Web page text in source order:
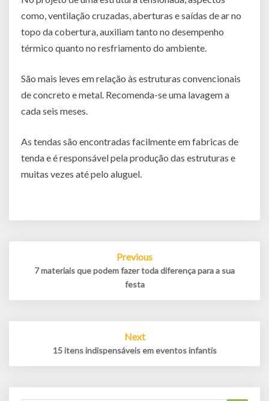
como, ventilação cruzadas, aberturas e saídas de ar no
topo da cobertura, auxiliam tanto no desempenho
térmico quanto no resfriamento do ambiente.
São mais leves em relação às estruturas convencionais
de concreto e metal. Recomenda-se uma lavagem a
cada seis meses.
As tendas são encontradas facilmente em fabricas de
tenda e é responsável pela produção das estruturas e
muitas vezes até pelo aluguel.
Previous
7 materiais que podem fazer toda diferença para a sua
festa
Next
15 itens indispensáveis em eventos infantis